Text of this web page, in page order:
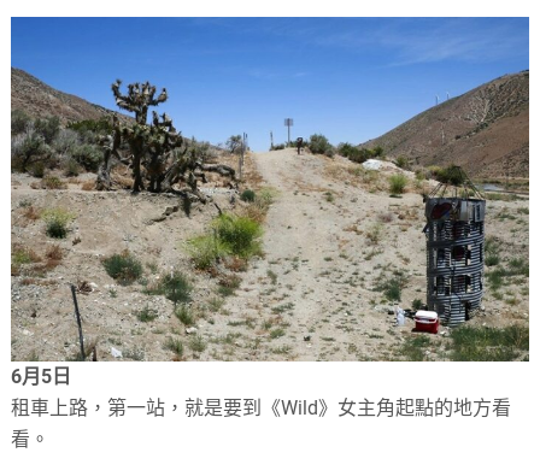
6月5日
租車上路，第一站，就是要到《Wild》女主角起點的地方看
看。